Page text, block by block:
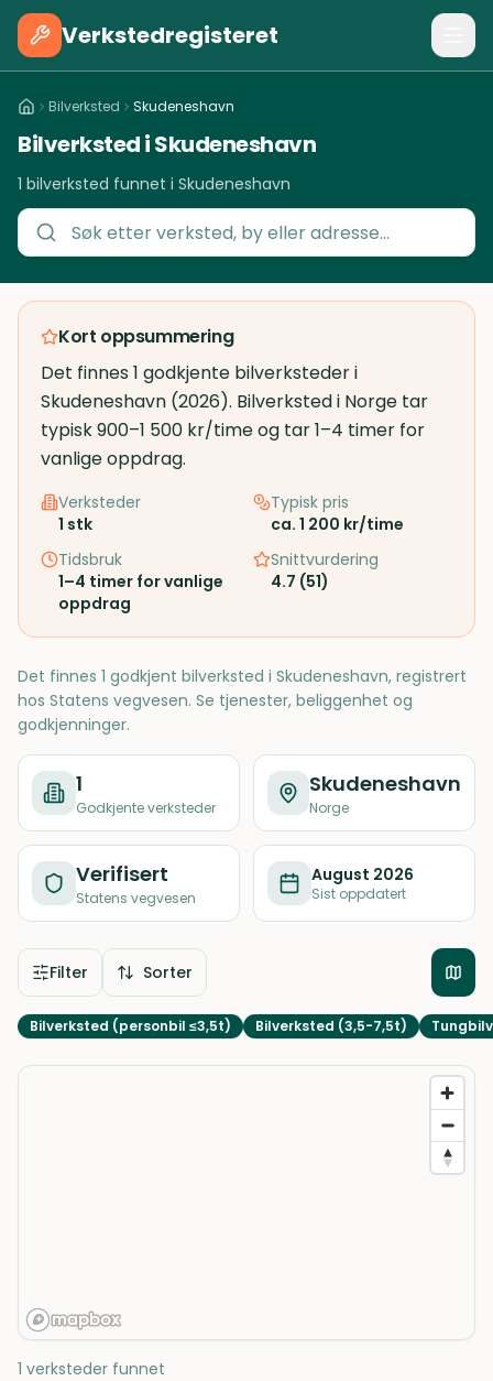
Verkstedregisteret
Bilverksted Skudeneshavn
Bilverksted i Skudeneshavn
1 bilverksted funnet i Skudeneshavn
Kort oppsummering
Det finnes 1 godkjente bilverksteder i
Skudeneshavn (2026). Bilverksted i Norge tar
typisk 900–1 500 kr/time og tar 1–4 timer for
vanlige oppdrag.
Verksteder
1 stk
Typisk pris
ca. 1 200 kr/time
Tidsbruk
1–4 timer for vanlige
oppdrag
Snittvurdering
4.7 (51)
Det finnes 1 godkjent bilverksted i Skudeneshavn, registrert
hos Statens vegvesen. Se tjenester, beliggenhet og
godkjenninger.
1
Godkjente verksteder
Skudeneshavn
Norge
Verifisert
Statens vegvesen
August 2026
Sist oppdatert
Filter Sorter
Bilverksted (personbil ≤3,5t) Bilverksted (3,5-7,5t)
1 verksteder funnet